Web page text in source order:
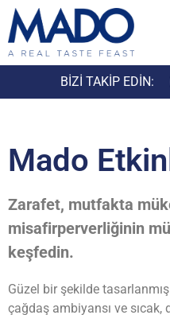
BIZI TAKIP EDIN:
Mado
Zarafet, mutfakta
misafirperverliğinin
keşfedin.
Güzel bir şekilde tasarlanmış
çağdaş ambiyansı ve